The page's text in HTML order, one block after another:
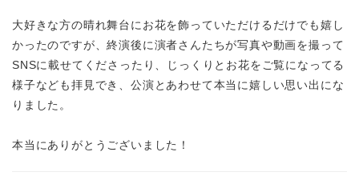
大好きな方の晴れ舞台にお花を飾っていただけるだけでも嬉し
かったのですが、終演後に演者さんたちが写真や動画を撮って
SNSに載せてくださったり、じっくりとお花をご覧になってる
様子なども拝見でき、公演とあわせて本当に嬉しい思い出にな
りました。
本当にありがとうございました！